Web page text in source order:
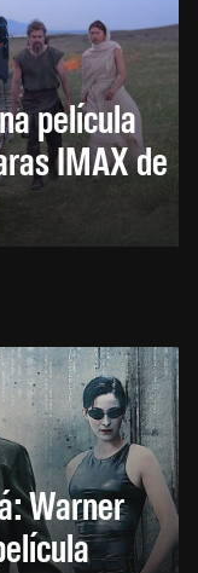
película
IMAX de
Warner